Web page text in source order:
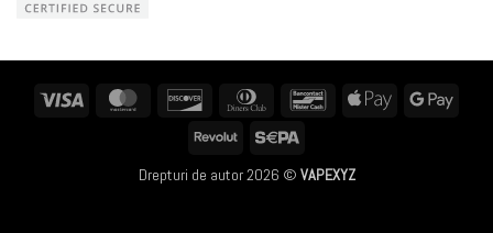
Visa MasterCard Discover
Dinners
BancontactApple
Revolut
Drepturi de autor 2026 © VAPEXYZ